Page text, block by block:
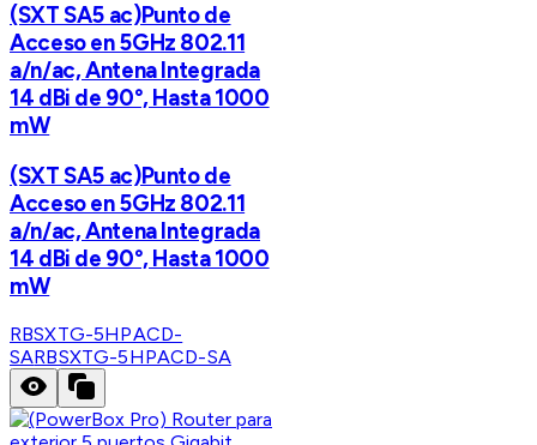
(SXT SA5 ac)Punto de
Acceso en 5GHz 802.11
a/n/ac, Antena Integrada
14 dBi de 90°, Hasta 1000
mW
(SXT SA5 ac)Punto de
Acceso en 5GHz 802.11
a/n/ac, Antena Integrada
14 dBi de 90°, Hasta 1000
mW
RBSXTG-5HPACD-
SARBSXTG-5HPACD-SA